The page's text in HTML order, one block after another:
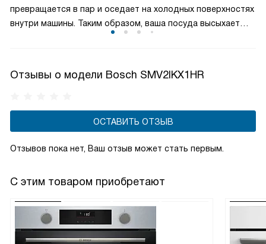
превращается в пар и оседает на холодных поверхностях
внутри машины. Таким образом, ваша посуда высыхает
Отзывы о модели Bosch SMV2IKX1HR
ОСТАВИТЬ ОТЗЫВ
Отзывов пока нет, Ваш отзыв может стать первым.
С этим товаром приобретают